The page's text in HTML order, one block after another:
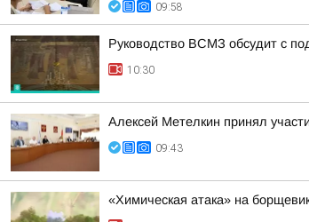
09:58
Руководство ВСМЗ обсудит с
10:30
Алексей Метелкин принял
09:43
«Химическая атака» на